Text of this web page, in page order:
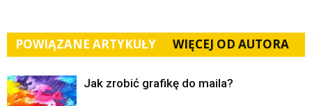
POWIĄZANE ARTYKUŁY WIĘCEJ OD AUTORA
Jak zrobić grafikę do maila?